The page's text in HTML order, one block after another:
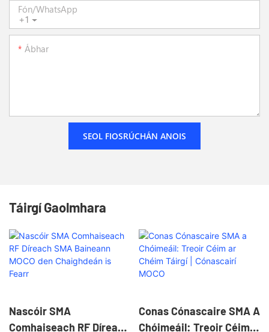
+1
Fón/whatsApp
Ábhar
SEOL FIOSRÚCHÁN ANOIS
Táirgí Gaolmhara
Nascóir SMA
Comhaiseach RF Díreach
Conas Cónascaire SMA A
Chóimeáil: Treoir Céim